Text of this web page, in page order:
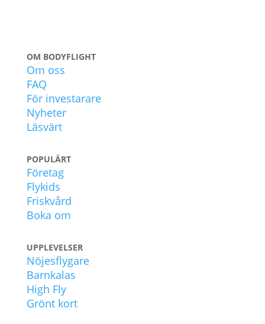
OM BODYFLIGHT
Om oss
FAQ
För investarare
Nyheter
Läsvärt
POPULÄRT
Företag
Flykids
Friskvård
Boka om
UPPLEVELSER
Nöjesflygare
Barnkalas
High Fly
Grönt kort